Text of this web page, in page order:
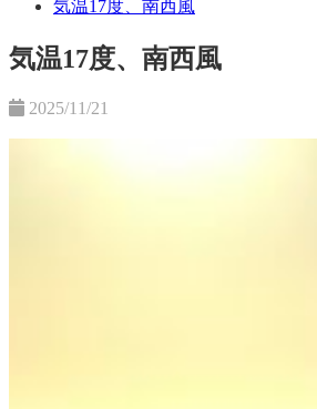
気温17度、南西風
気温17度、南西風
2025/11/21